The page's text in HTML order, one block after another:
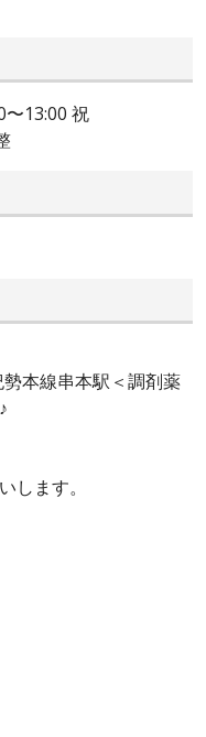
〜13:00 祝
勢本線串本駅＜調剤薬
します。